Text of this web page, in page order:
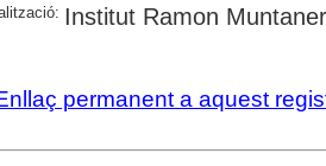
Institut Ramon Muntaner
permanent a aquest